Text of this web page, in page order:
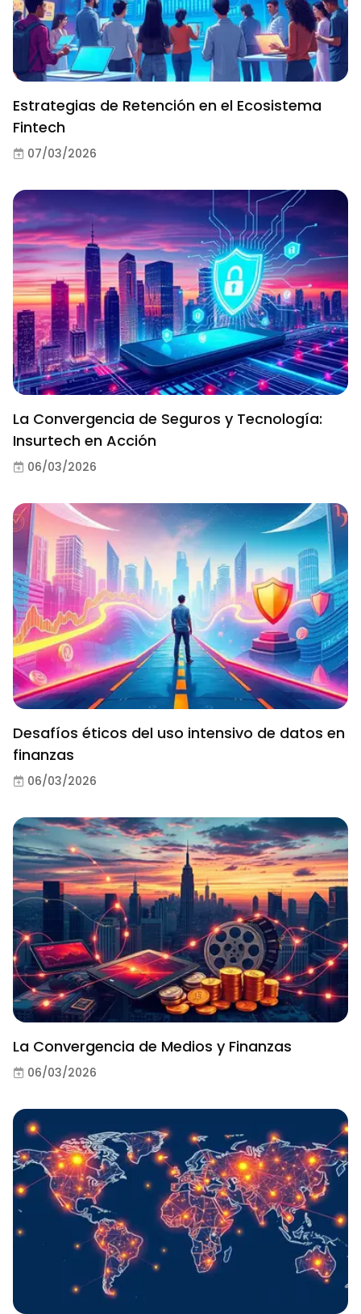
Estrategias de Retención en el Ecosistema
Fintech
07/03/2026
La Convergencia de Seguros y Tecnología:
Insurtech en Acción
06/03/2026
Desafíos éticos del uso intensivo de datos en
finanzas
06/03/2026
La Convergencia de Medios y Finanzas
06/03/2026